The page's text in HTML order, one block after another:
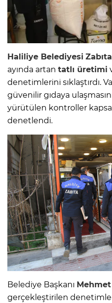
Haliliye Belediyesi
ayında artan tatlı üretimi
denetimlerini sıklaştırdı.
güvenilir gıdaya
yürütülen kontroller
denetlendi.
Belediye Başkanı Mehmet
gerçekleştirilen